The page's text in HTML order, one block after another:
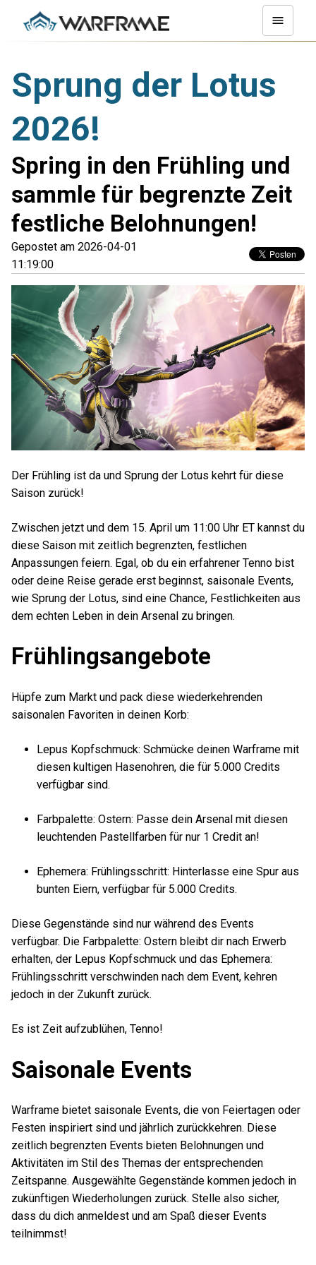
Sprung der Lotus
2026!
Spring in den Frühling und
sammle für begrenzte Zeit
festliche Belohnungen!
Gepostet am 2026-04-01
11:19:00
Der Frühling ist da und Sprung der Lotus kehrt für diese
Saison zurück!
Zwischen jetzt und dem 15. April um 11:00 Uhr ET kannst du
diese Saison mit zeitlich begrenzten, festlichen
Anpassungen feiern. Egal, ob du ein erfahrener Tenno bist
oder deine Reise gerade erst beginnst, saisonale Events,
wie Sprung der Lotus, sind eine Chance, Festlichkeiten aus
dem echten Leben in dein Arsenal zu bringen.
Frühlingsangebote
Hüpfe zum Markt und pack diese wiederkehrenden
saisonalen Favoriten in deinen Korb:
Lepus Kopfschmuck: Schmücke deinen Warframe mit
diesen kultigen Hasenohren, die für 5.000 Credits
verfügbar sind.
Farbpalette: Ostern: Passe dein Arsenal mit diesen
leuchtenden Pastellfarben für nur 1 Credit an!
Ephemera: Frühlingsschritt: Hinterlasse eine Spur aus
bunten Eiern, verfügbar für 5.000 Credits.
Diese Gegenstände sind nur während des Events
verfügbar. Die Farbpalette: Ostern bleibt dir nach Erwerb
erhalten, der Lepus Kopfschmuck und das Ephemera:
Frühlingsschritt verschwinden nach dem Event, kehren
jedoch in der Zukunft zurück.
Es ist Zeit aufzublühen, Tenno!
Saisonale Events
Warframe bietet saisonale Events, die von Feiertagen oder
Festen inspiriert sind und jährlich zurückkehren. Diese
zeitlich begrenzten Events bieten Belohnungen und
Aktivitäten im Stil des Themas der entsprechenden
Zeitspanne. Ausgewählte Gegenstände kommen jedoch in
zukünftigen Wiederholungen zurück. Stelle also sicher,
dass du dich anmeldest und am Spaß dieser Events
teilnimmst!